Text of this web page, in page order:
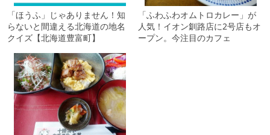
「ほうふ」じゃありません！知
らないと間違える北海道の地名
クイズ【北海道豊富町】
「ふわふわオムトロカレー」が
人気！イオン釧路店に2号店もオ
ープン。今注目のカフェ